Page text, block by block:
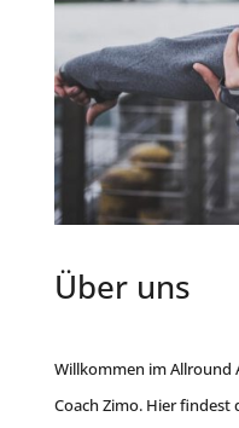
Über uns
Willkommen im Allround
Coach Zimo. Hier